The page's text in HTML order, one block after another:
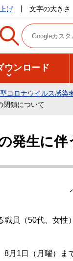
げ 文字の大きさ
ウンロード
コロナウイルス感染
閉鎖について
発生に
員（50代、女性
月1日（月曜）ま